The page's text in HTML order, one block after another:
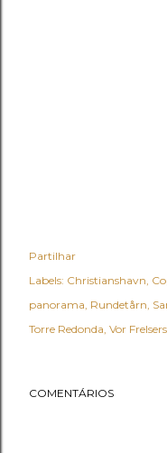
Partilhar
Labels: Christianshavn
panorama Rundetårn
Torre Redonda Vor
COMENTÁRIOS